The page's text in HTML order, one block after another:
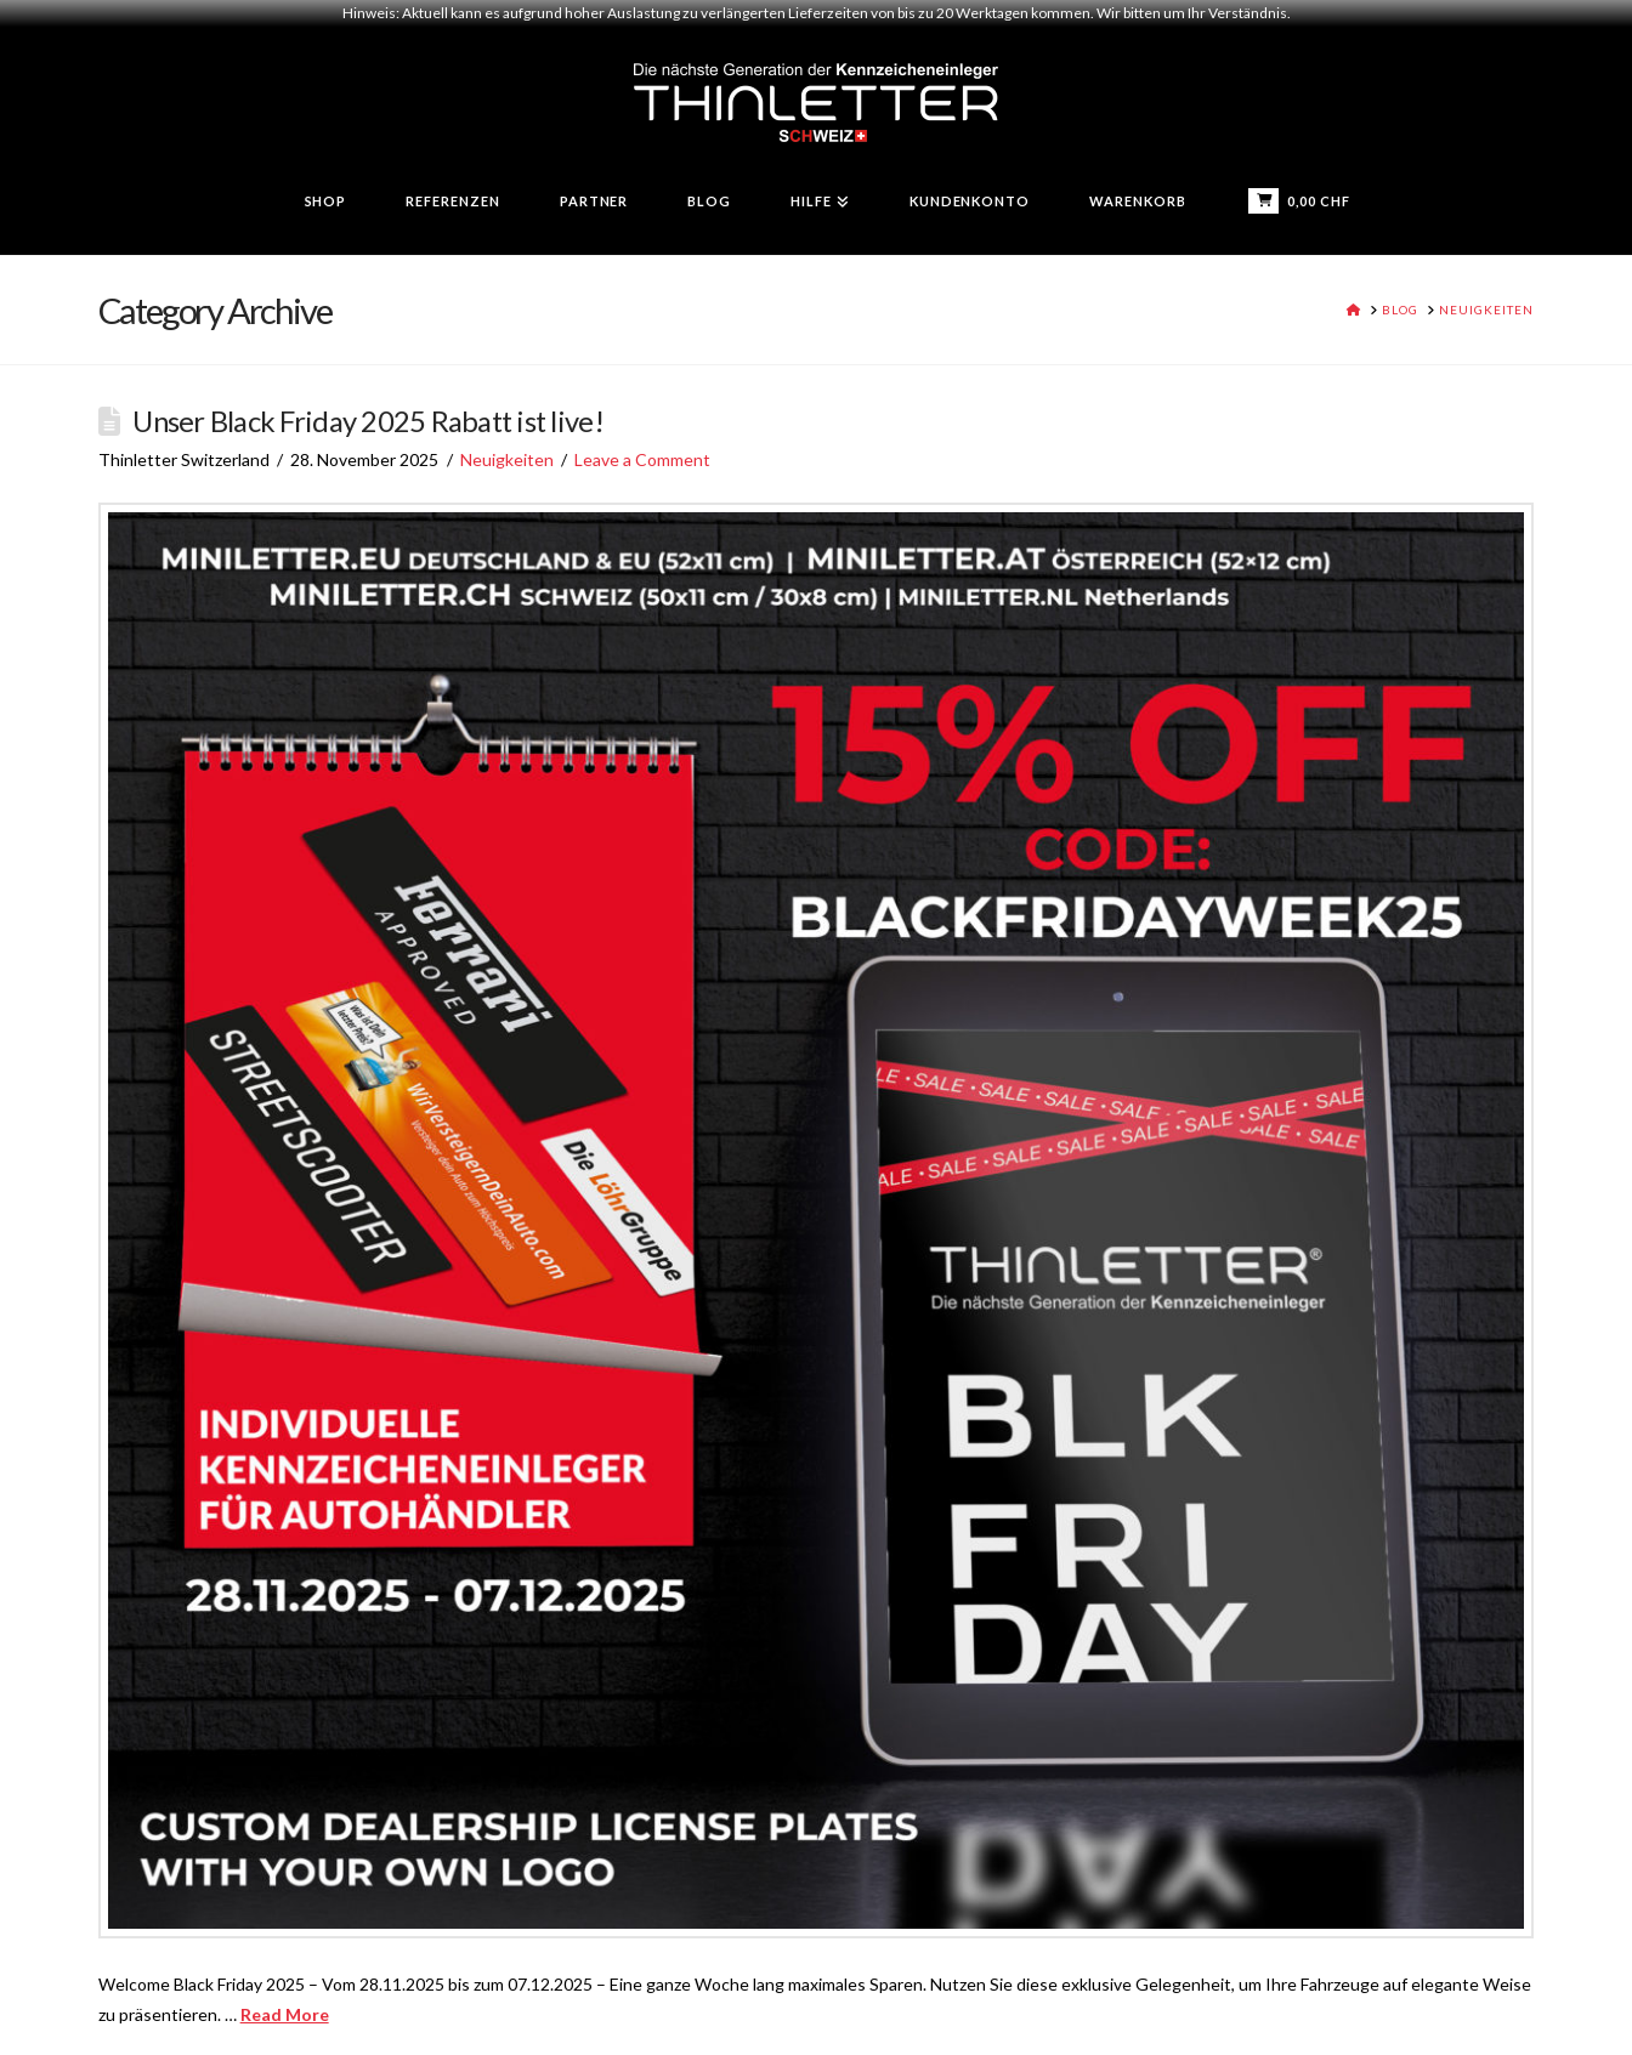
Hinweis: Aktuell kann es aufgrund hoher Auslastung zu verlängerten Lieferzeiten von bis zu 20 Werktagen kommen. Wir bitten um Ihr Verständnis.
SHOP REFERENZEN PARTNER BLOG HILFE KUNDENKONTO WARENKORB 0,00 CHF
Category Archive HOME
BLOG NEUIGKEITEN
Unser Black Friday 2025 Rabatt ist live!
Thinletter Switzerland 28. November 2025 Neuigkeiten Leave a Comment
Welcome Black Friday 2025 – Vom 28.11.2025 bis zum 07.12.2025 – Eine ganze Woche lang maximales Sparen. Nutzen Sie diese exklusive Gelegenheit, um Ihre Fahrzeuge auf elegante Weise
zu präsentieren. … Read More